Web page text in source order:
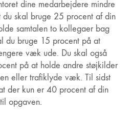
dine medarbejdere mindre
skal bruge 25 procent af din
samtalen to kollegaer bag
du bruge 15 procent på at
væk ude. Du skal også
på at holde andre støjkilder
eller trafiklyde væk. Til sidst
der kun er 40 procent af din
opgaven.